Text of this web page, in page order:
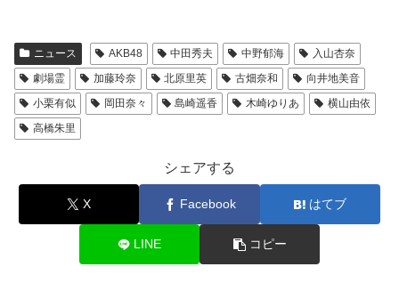
ニュース AKB48 中田秀夫 中野郁海
入山杏奈
劇場霊
加藤玲奈 北原里英 古畑奈和
向井地美音
小栗有似
岡田奈々 島崎遥香 木崎ゆりあ
横山由依
高橋朱里
シェアする
X Facebook はてブ
LINE コピー